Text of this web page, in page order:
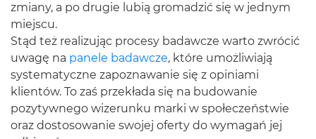
zmiany, a po drugie lubią gromadzić się w jednym
miejscu.
Stąd też realizując procesy badawcze warto zwrócić
uwagę na panele badawcze, które umożliwiają
systematyczne zapoznawanie się z opiniami
klientów. To zaś przekłada się na budowanie
pozytywnego wizerunku marki w społeczeństwie
oraz dostosowanie swojej oferty do wymagań jej